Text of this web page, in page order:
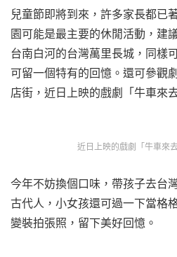
兒童節即將到來，許多家長都已
園可能是最主要的休閒活動，建
台南白河的台灣萬里長城，同樣
可留一個特有的回憶。還可參觀
店街，近日上映的戲劇「牛車來
近日上映的戲劇「牛車來
今年不妨換個口味，帶孩子去台
古代人，小女孩還可過一下當格
變裝拍張照，留下美好回憶。